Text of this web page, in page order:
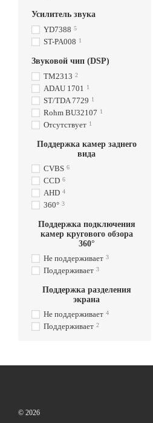
Усилитель звука
YD7388 5
ST-PA008 1
Звуковой чип (DSP)
TM2313 2
ADAU 1701 1
ST/TDA 7729 1
Rohm BU32107 1
Отсутствует 1
Поддержка камер заднего
вида
CVBS 6
CCD 6
AHD 4
360° 3
Поддержка подключения
камер кругового обзора
360°
Не поддерживает 3
Поддерживает 3
Поддержка разделения
экрана
Не поддерживает 4
Поддерживает 2
© 2026